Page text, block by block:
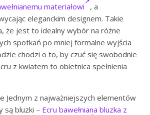
materiałowi
, a
eleganckim designem. Takie
że jest to idealny wybór na różne
spotkań po mniej formalne wyjścia
chodzi o to, by czuć się swobodnie
z kwiatem to obietnica spełnienia
Jednym z najważniejszych elementów
są bluzki – Ecru bawełniana bluzka z